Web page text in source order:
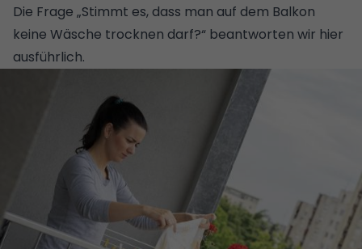
Die Frage „Stimmt es, dass man auf dem Balkon
keine Wäsche trocknen darf?“ beantworten wir hier
ausführlich.